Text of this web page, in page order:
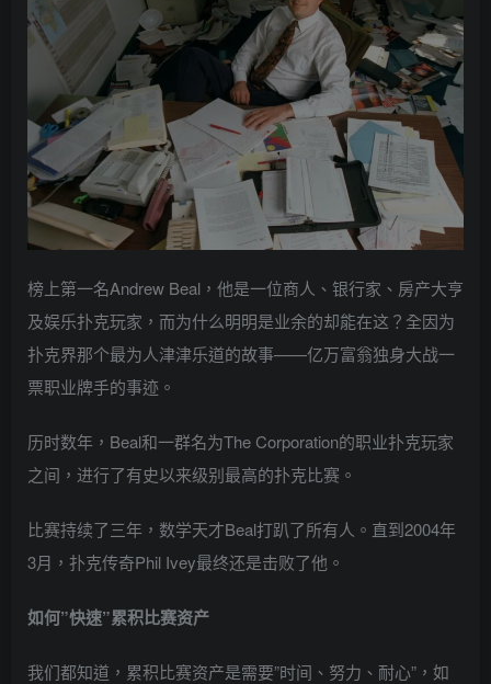
榜上第一名Andrew Beal，他是一位商人、银行家、房产大亨
及娱乐扑克玩家，而为什么明明是业余的却能在这？全因为
扑克界那个最为人津津乐道的故事——亿万富翁独身大战一
票职业牌手的事迹。
历时数年，Beal和一群名为The Corporation的职业扑克玩家
之间，进行了有史以来级别最高的扑克比赛。
比赛持续了三年，数学天才Beal打趴了所有人。直到2004年
3月，扑克传奇Phil Ivey最终还是击败了他。
如何”快速”累积比赛资产
我们都知道，累积比赛资产是需要”时间、努力、耐心”，如